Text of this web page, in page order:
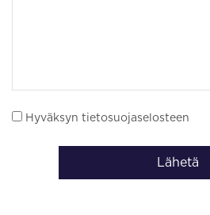
Hyväksyn tietosuojaselosteen
Lähetä